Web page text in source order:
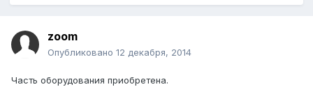
zoom
Опубликовано 12 декабря, 2014
Часть оборудования приобретена.